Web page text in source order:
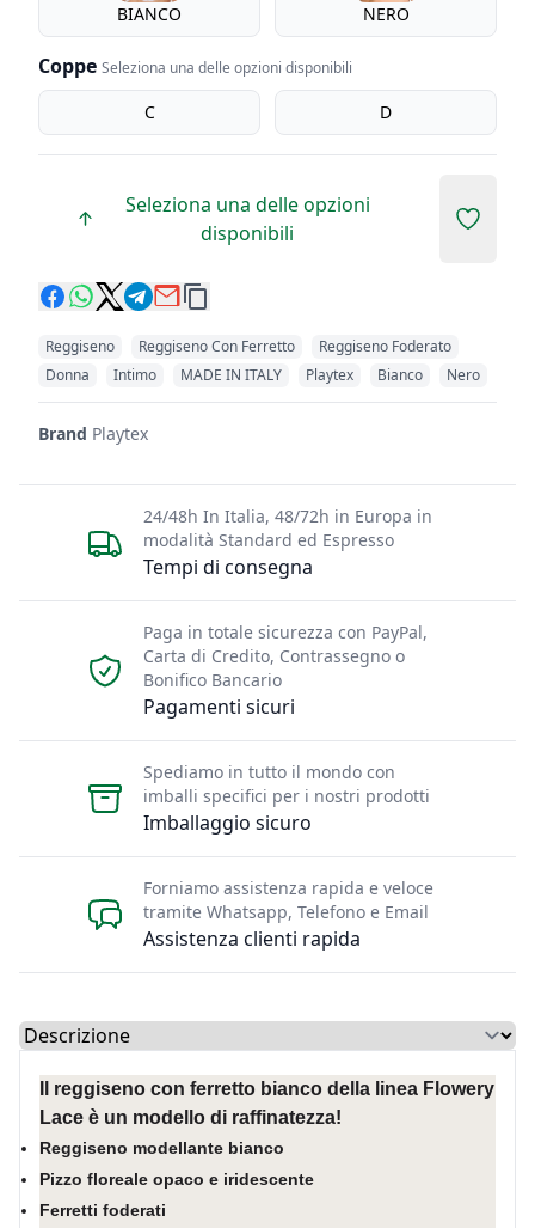
BIANCO NERO
Coppe Seleziona una delle opzioni disponibili
coppe C D
Seleziona una delle opzioni
disponibili
Add to
Reggiseno Reggiseno Con Ferretto
Reggiseno Foderato
Donna
Intimo MADE IN ITALY Playtex Bianco Nero
Brand Playtex
Tempi di consegna
24/48h In Italia, 48/72h in Europa in
modalità Standard ed Espresso
Pagamenti sicuri
Paga in totale sicurezza con PayPal,
Carta di Credito, Contrassegno o
Bonifico Bancario
Imballaggio sicuro
Spediamo in tutto il mondo con
imballi specifici per i nostri prodotti
Assistenza clienti rapida
Forniamo assistenza rapida e veloce
tramite Whatsapp, Telefono e Email
Select a tab
Il reggiseno con ferretto bianco della linea Flowery
Lace è un modello di raffinatezza!
Reggiseno modellante bianco
Pizzo floreale opaco e iridescente
Ferretti foderati